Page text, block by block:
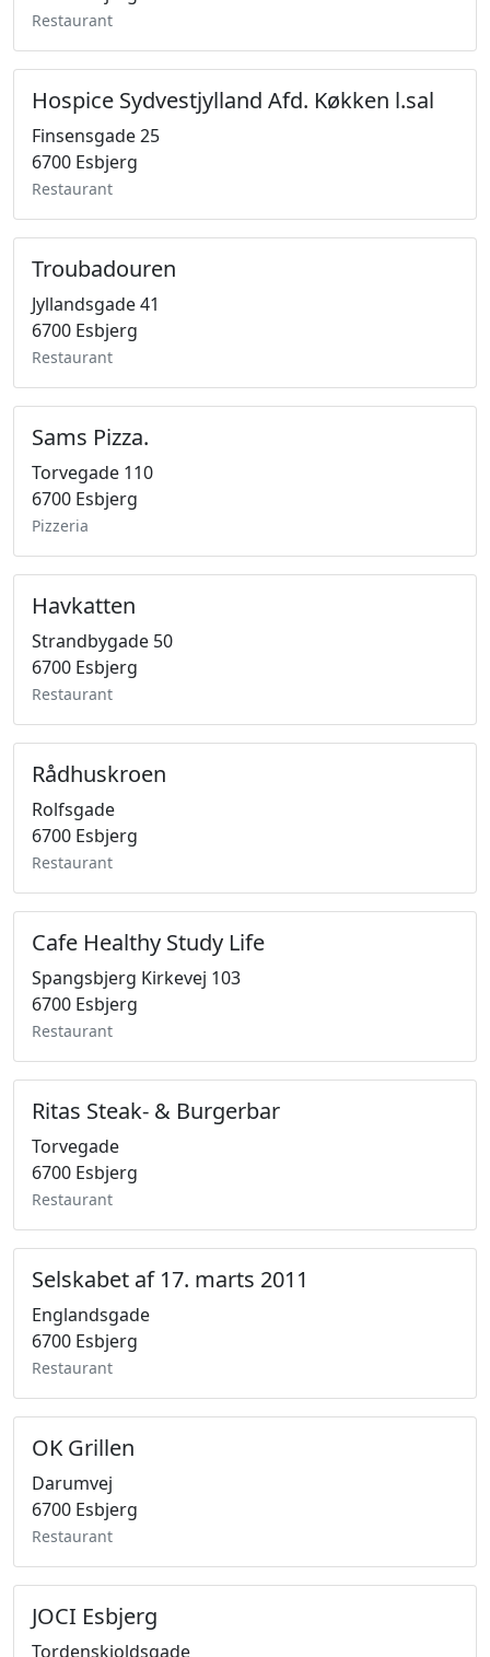
Restaurant
Hospice Sydvestjylland Afd. Køkken l.sal
Finsensgade 25
6700 Esbjerg
Restaurant
Troubadouren
Jyllandsgade 41
6700 Esbjerg
Restaurant
Sams Pizza.
Torvegade 110
6700 Esbjerg
Pizzeria
Havkatten
Strandbygade 50
6700 Esbjerg
Restaurant
Rådhuskroen
Rolfsgade
6700 Esbjerg
Restaurant
Cafe Healthy Study Life
Spangsbjerg Kirkevej 103
6700 Esbjerg
Restaurant
Ritas Steak- & Burgerbar
Torvegade
6700 Esbjerg
Restaurant
Selskabet af 17. marts 2011
Englandsgade
6700 Esbjerg
Restaurant
OK Grillen
Darumvej
6700 Esbjerg
Restaurant
JOCI Esbjerg
Tordenskjoldsgade